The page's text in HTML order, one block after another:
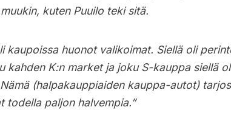
kuten Puuilo teki sitä.
kaupoissa huonot valikoimat. Siellä oli
kahden K:n market ja joku S-kauppa siellä
(halpakauppiaiden kauppa-autot)
todella paljon halvempia.”